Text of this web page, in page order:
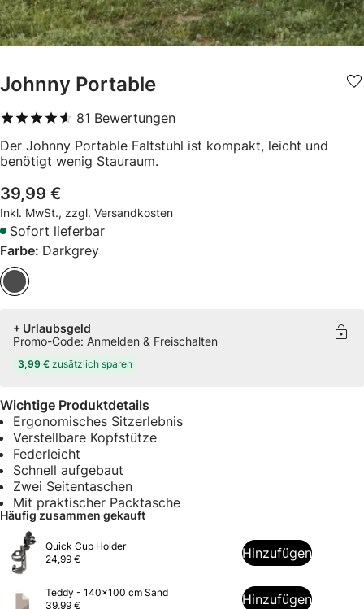
Johnny Portable
4,6von 5 81 Bewertungen
Der Johnny Portable Faltstuhl ist kompakt, leicht und
benötigt wenig Stauraum.
39,99 €
Inkl. MwSt., zzgl. Versandkosten
Sofort lieferbar
Farbe: Darkgrey
+ Urlaubsgeld
Promo-Code: Anmelden & Freischalten
3,99 € zusätzlich sparen
Wichtige Produktdetails
Ergonomisches Sitzerlebnis
Verstellbare Kopfstütze
Federleicht
Schnell aufgebaut
Zwei Seitentaschen
Mit praktischer Packtasche
Häufig zusammen gekauft
Quick Cup Holder
24,99 €
Hinzufügen
Teddy - 140x100 cm Sand
39,99 €
Hinzufügen